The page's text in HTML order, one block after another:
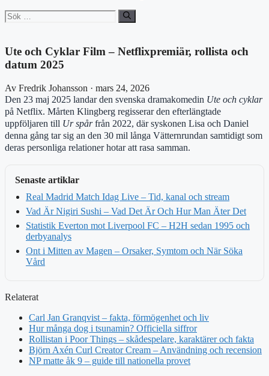
Sök
efter:
Ute och Cyklar Film – Netflixpremiär, rollista och
datum 2025
Av Fredrik Johansson · mars 24, 2026
Den 23 maj 2025 landar den svenska dramakomedin Ute och cyklar
på Netflix. Mårten Klingberg regisserar den efterlängtade
uppföljaren till Ur spårfrån 2022, där syskonen Lisa och Daniel
denna gång tar sig an den 30 mil långa Vätternrundan samtidigt som
deras personliga relationer hotar att rasa samman.
Senaste artiklar
Real Madrid Match Idag Live – Tid, kanal och stream
Vad Är Nigiri Sushi – Vad Det Är Och Hur Man Äter Det
Statistik Everton mot Liverpool FC – H2H sedan 1995 och
derbyanalys
Ont i Mitten av Magen – Orsaker, Symtom och När Söka
Vård
Relaterat
Carl Jan Granqvist – fakta, förmögenhet och liv
Hur många dog i tsunamin? Officiella siffror
Rollistan i Poor Things – skådespelare, karaktärer och fakta
Björn Axén Curl Creator Cream – Användning och recension
NP matte åk 9 – guide till nationella provet